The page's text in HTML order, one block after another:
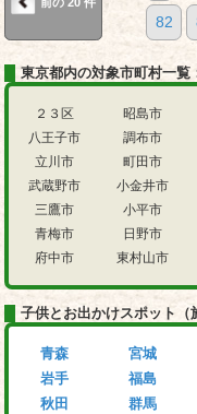
82
東京都内の対象市町村一覧
２３区
八王子市
立川市
武蔵野市
三鷹市
青梅市
府中市
昭島市
調布市
町田市
小金井市
小平市
日野市
東村山市
子供とお出かけスポット（
青森
岩手
秋田
宮城
福島
群馬